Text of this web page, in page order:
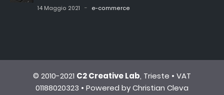
14 Maggio 2021 e-commerce
© 2010-2021 C2 Creative Lab, Trieste • VAT
01188020323 • Powered by Christian Cleva